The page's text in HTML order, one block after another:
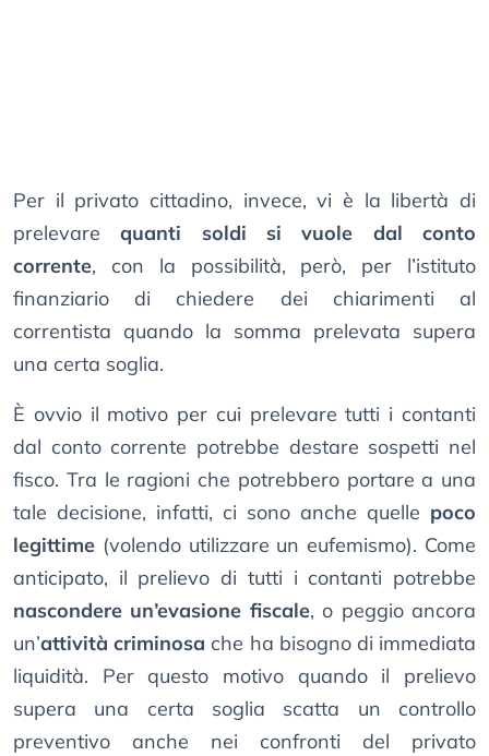
Per il privato cittadino, invece, vi è la libertà di
prelevarequanti soldi si vuole dal conto
corrente, con la possibilità, però, per l’istituto
finanziario di chiedere dei chiarimenti al
correntista quando la somma prelevata supera
una certa soglia.
È ovvio il motivo per cui prelevare tutti i contanti
dal conto corrente potrebbe destare sospetti nel
fisco. Tra le ragioni che potrebbero portare a una
tale decisione, infatti, ci sono anche quelle poco
legittime (volendo utilizzare un eufemismo). Come
anticipato, il prelievo di tutti i contanti potrebbe
nascondere un’evasione fiscale, o peggio ancora
un’attività criminosa che ha bisogno di immediata
liquidità. Per questo motivo quando il prelievo
supera una certa soglia scatta un controllo
preventivo anche nei confronti del privato